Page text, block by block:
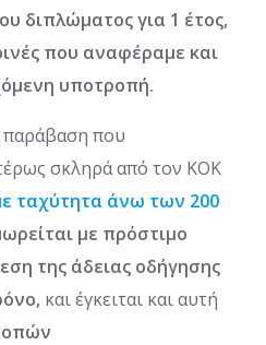
διπλώματος για 1 έτος,
που αναφέραμε και
υποτροπή.
παράβαση που
σκληρά από τον ΚΟΚ
ταχύτητα άνω των 200
με πρόστιμο
της άδειας οδήγησης
και έγκειται και αυτή